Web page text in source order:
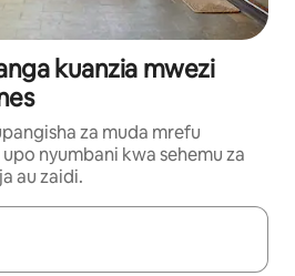
kuanzia mwezi
za muda mrefu
nyumbani kwa sehemu za
au zaidi.
vinjari kwa kutumia vitufe vya